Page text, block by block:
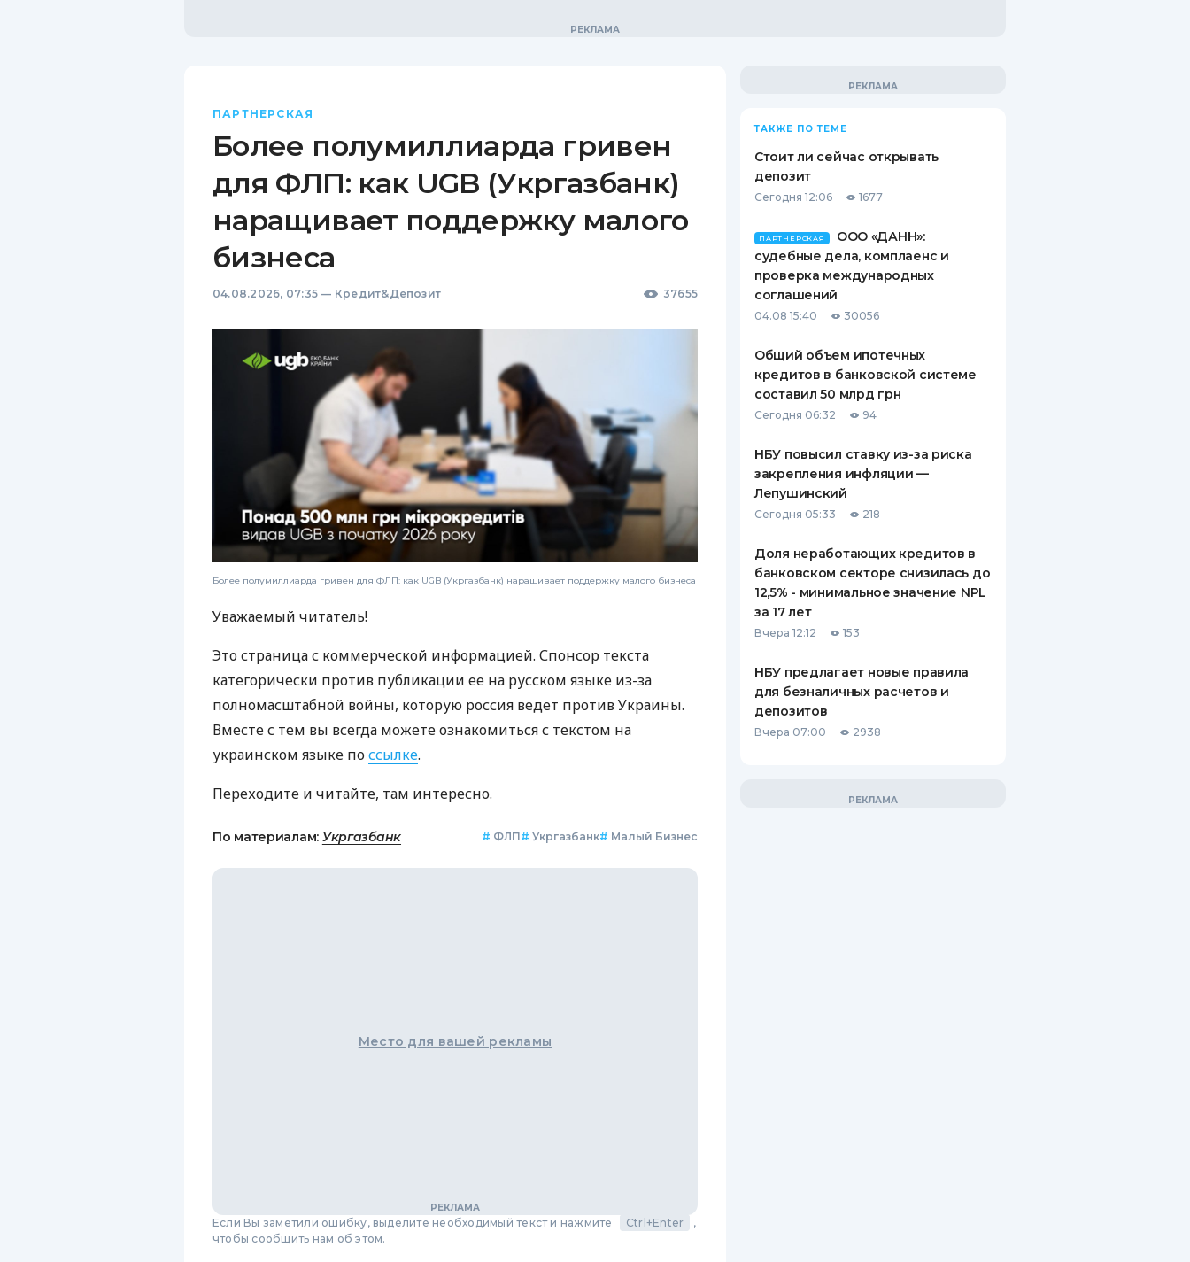
ПАРТНЕРСКАЯ
Более полумиллиарда гривен
для ФЛП: как UGB (Укргазбанк)
наращивает поддержку малого
бизнеса
04.08.2026, 07:35 — Кредит&Депозит 37655
Более полумиллиарда гривен для ФЛП: как UGB (Укргазбанк) наращивает поддержку малого бизнеса
Уважаемый читатель!
Это страница с коммерческой информацией. Спонсор текста
категорически против публикации ее на русском языке из-за
полномасштабной войны, которую россия ведет против Украины.
Вместе с тем вы всегда можете ознакомиться с текстом на
украинском языке поссылке.
Переходите и читайте, там интересно.
По материалам: Укргазбанк # ФЛП# Укргазбанк# Малый Бизнес
Место для вашей рекламы
Если Вы заметили ошибку, выделите необходимый текст и нажмите Ctrl+Enter
,
чтобы сообщить нам об этом.
ТАКЖЕ ПО ТЕМЕ
Стоит ли сейчас открывать
депозит
Сегодня 12:06 1677
ПАРТНЕРСКАЯ
ООО «ДАНН»:
судебные дела, комплаенс и
проверка международных
соглашений
04.08 15:40 30056
Общий объем ипотечных
кредитов в банковской системе
составил 50 млрд грн
Сегодня 06:32 94
НБУ повысил ставку из-за риска
закрепления инфляции —
Лепушинский
Сегодня 05:33 218
Доля неработающих кредитов в
банковском секторе снизилась до
12,5% - минимальное значение NPL
за 17 лет
Вчера 12:12 153
НБУ предлагает новые правила
для безналичных расчетов и
депозитов
Вчера 07:00 2938